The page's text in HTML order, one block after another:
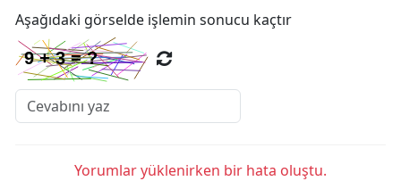
Aşağıdaki görselde işlemin sonucu kaçtır
Yorumlar yüklenirken bir hata oluştu.